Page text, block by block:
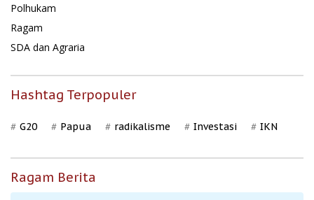
Polhukam
Ragam
SDA dan Agraria
Hashtag Terpopuler
G20 Papua radikalisme Investasi IKN
Ragam Berita